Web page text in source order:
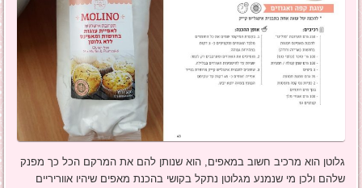
גלוטן הוא מרכיב חשוב במאפים, הוא שנותן להם את המרקם הכל כך מפנק
שלהם ולכן מי שנמנע מגלוטן נתקל בקושי בהכנת מאפים שיהיו אווריריים